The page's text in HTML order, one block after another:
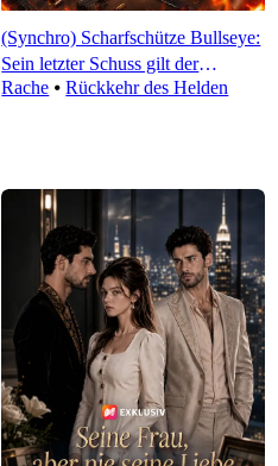
(Synchro) Scharfschütze Bullseye:
Sein letzter Schuss gilt der
Wahrheit
Rache ⦁Rückkehr des Helden